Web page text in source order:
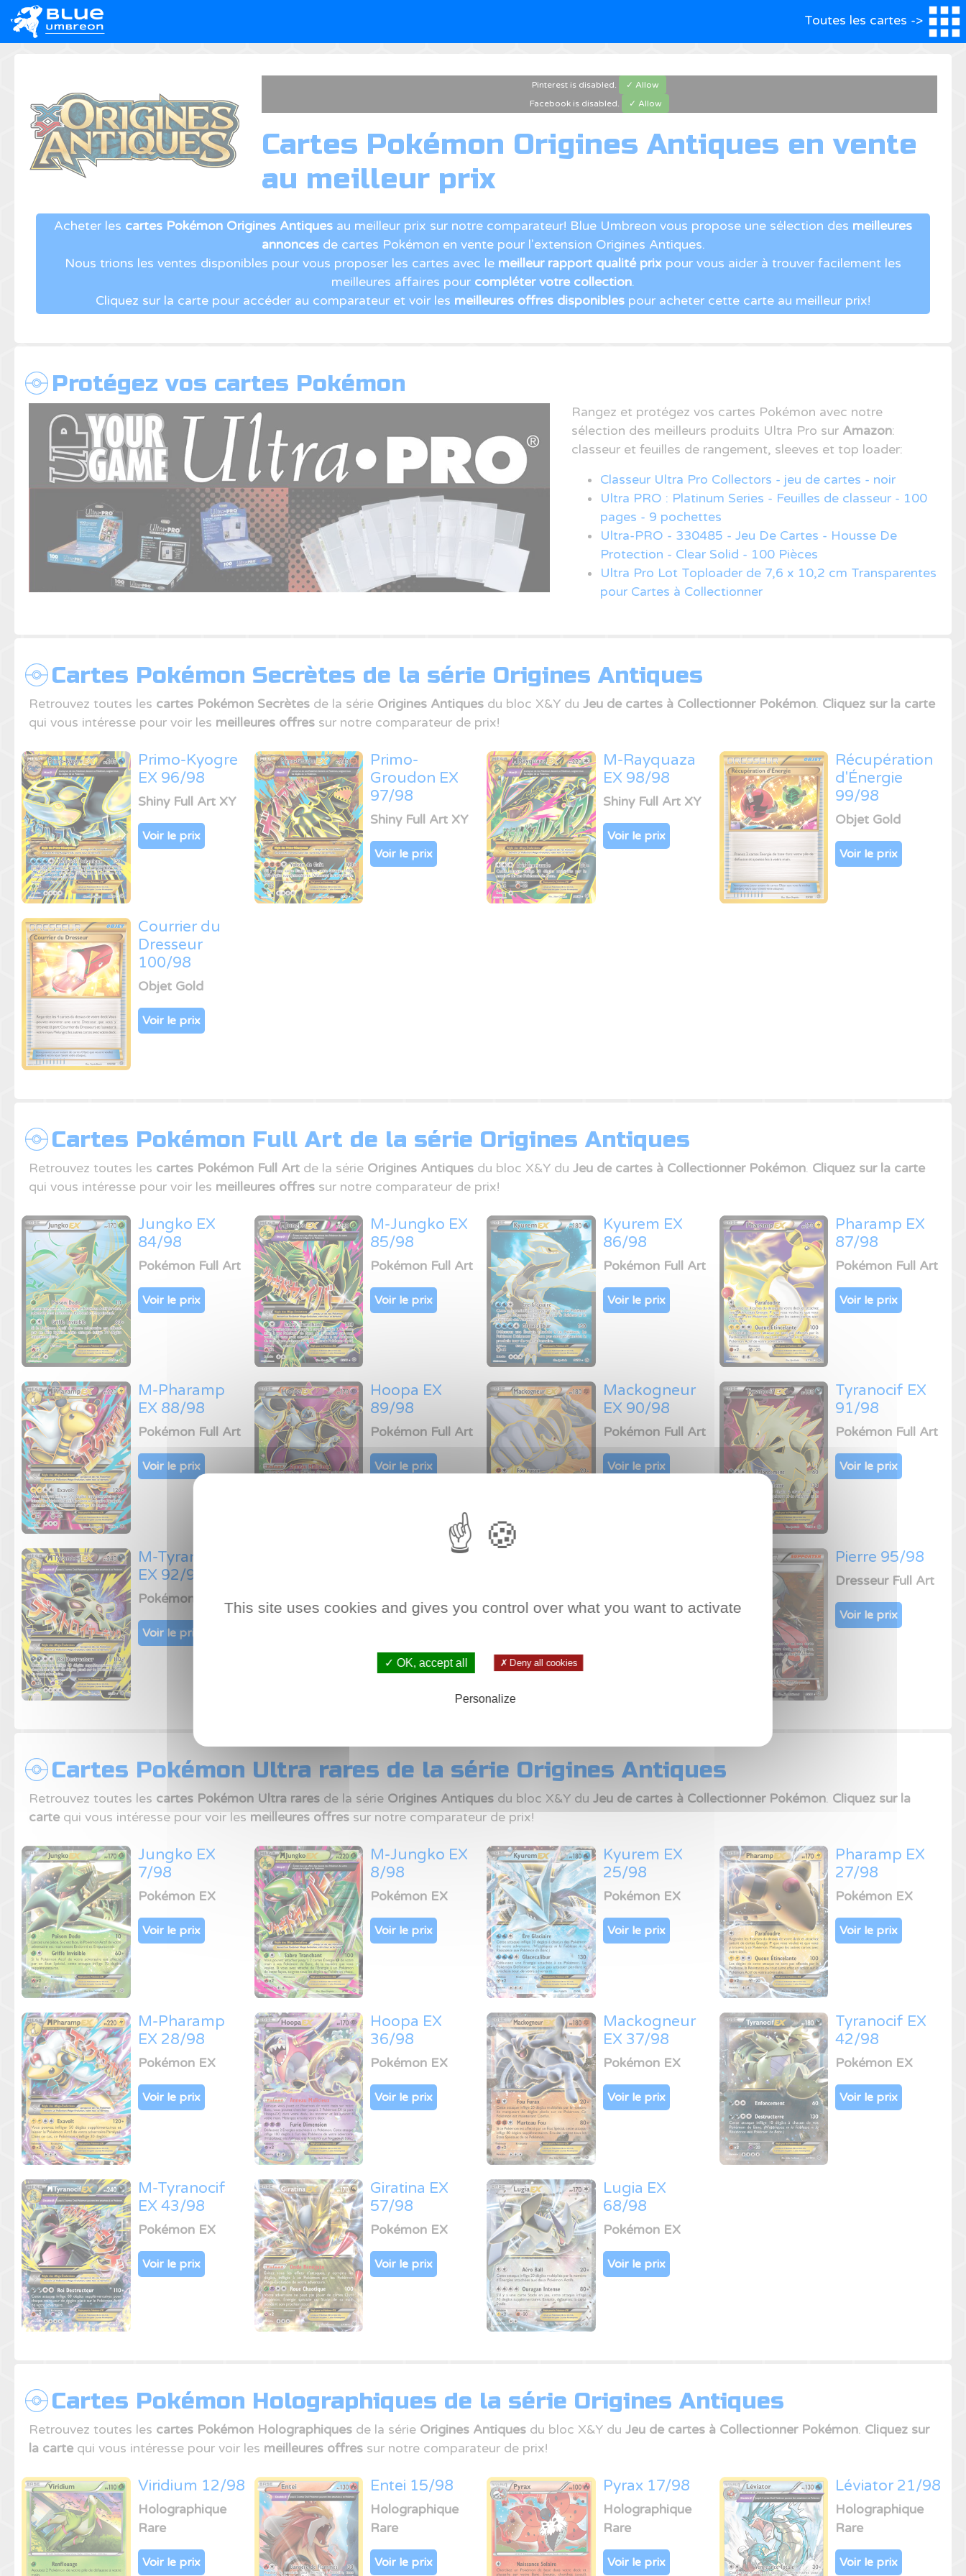
Toutes les cartes ->
Pinterest is disabled.
✓ Allow
Facebook is disabled.
✓ Allow
Cartes Pokémon Origines Antiques en vente
au meilleur prix
Acheter les cartes Pokémon Origines Antiques au meilleur prix sur notre comparateur! Blue Umbreon vous propose une sélection des meilleures
annoncesde cartes Pokémon en vente pour l'extension Origines Antiques.
Nous trions les ventes disponibles pour vous proposer les cartes avec le meilleur rapport qualité prix pour vous aider à trouver facilement les
meilleures affaires pour compléter votre collection.
Cliquez sur la carte pour accéder au comparateur et voir les meilleures offres disponibles pour acheter cette carte au meilleur prix!
Protégez vos cartes Pokémon
Rangez et protégez vos cartes Pokémon avec notre
sélection des meilleurs produits Ultra Pro sur Amazon:
classeur et feuilles de rangement, sleeves et top loader:
Classeur Ultra Pro Collectors - jeu de cartes - noir
Ultra PRO : Platinum Series - Feuilles de classeur - 100
pages - 9 pochettes
Ultra-PRO - 330485 - Jeu De Cartes - Housse De
Protection - Clear Solid - 100 Pièces
Ultra Pro Lot Toploader de 7,6 x 10,2 cm Transparentes
pour Cartes à Collectionner
Cartes Pokémon Secrètes de la série Origines Antiques
Retrouvez toutes les cartes Pokémon Secrètes de la série Origines Antiques du bloc X&Y du Jeu de cartes à Collectionner Pokémon. Cliquez sur la carte
qui vous intéresse pour voir les meilleures offres sur notre comparateur de prix!
Primo-Kyogre
EX 96/98
Shiny Full Art XY
Voir le prix
Primo-
Groudon EX
97/98
Shiny Full Art XY
Voir le prix
M-Rayquaza
EX 98/98
Shiny Full Art XY
Voir le prix
Récupération
d'Énergie
99/98
Objet Gold
Voir le prix
Courrier du
Dresseur
100/98
Objet Gold
Voir le prix
Cartes Pokémon Full Art de la série Origines Antiques
Retrouvez toutes les cartes Pokémon Full Art de la série Origines Antiques du bloc X&Y du Jeu de cartes à Collectionner Pokémon. Cliquez sur la carte
qui vous intéresse pour voir les meilleures offres sur notre comparateur de prix!
Jungko EX
84/98
Pokémon Full Art
Voir le prix
M-Jungko EX
85/98
Pokémon Full Art
Voir le prix
Kyurem EX
86/98
Pokémon Full Art
Voir le prix
Pharamp EX
87/98
Pokémon Full Art
Voir le prix
M-Pharamp
EX 88/98
Pokémon Full Art
Voir le prix
Hoopa EX
89/98
Pokémon Full Art
Voir le prix
Mackogneur
EX 90/98
Pokémon Full Art
Voir le prix
Tyranocif EX
91/98
Pokémon Full Art
Voir le prix
M-Tyranocif
EX 92/98
Pokémon Full Art
Voir le prix
Pokémon Full Art
Pierre 95/98
Dresseur Full Art
Voir le prix
Cartes Pokémon Ultra rares de la série Origines Antiques
Retrouvez toutes les cartes Pokémon Ultra rares de la série Origines Antiques du bloc X&Y du Jeu de cartes à Collectionner Pokémon. Cliquez sur la
carte qui vous intéresse pour voir les meilleures offres sur notre comparateur de prix!
Jungko EX
7/98
Pokémon EX
Voir le prix
M-Jungko EX
8/98
Pokémon EX
Voir le prix
Kyurem EX
25/98
Pokémon EX
Voir le prix
Pharamp EX
27/98
Pokémon EX
Voir le prix
M-Pharamp
EX 28/98
Pokémon EX
Voir le prix
Hoopa EX
36/98
Pokémon EX
Voir le prix
Mackogneur
EX 37/98
Pokémon EX
Voir le prix
Tyranocif EX
42/98
Pokémon EX
Voir le prix
M-Tyranocif
EX 43/98
Pokémon EX
Voir le prix
Giratina EX
57/98
Pokémon EX
Voir le prix
Lugia EX
68/98
Pokémon EX
Voir le prix
Cartes Pokémon Holographiques de la série Origines Antiques
Retrouvez toutes les cartes Pokémon Holographiques de la série Origines Antiques du bloc X&Y du Jeu de cartes à Collectionner Pokémon. Cliquez sur
la carte qui vous intéresse pour voir les meilleures offres sur notre comparateur de prix!
Viridium 12/98
Holographique
Rare
Voir le prix
Entei 15/98
Holographique
Rare
Voir le prix
Pyrax 17/98
Holographique
Rare
Voir le prix
Léviator 21/98
Holographique
Rare
Voir le prix
This site uses cookies and gives you control over what you want to activate
✓ OK, accept all ✗ Deny all cookies
Personalize